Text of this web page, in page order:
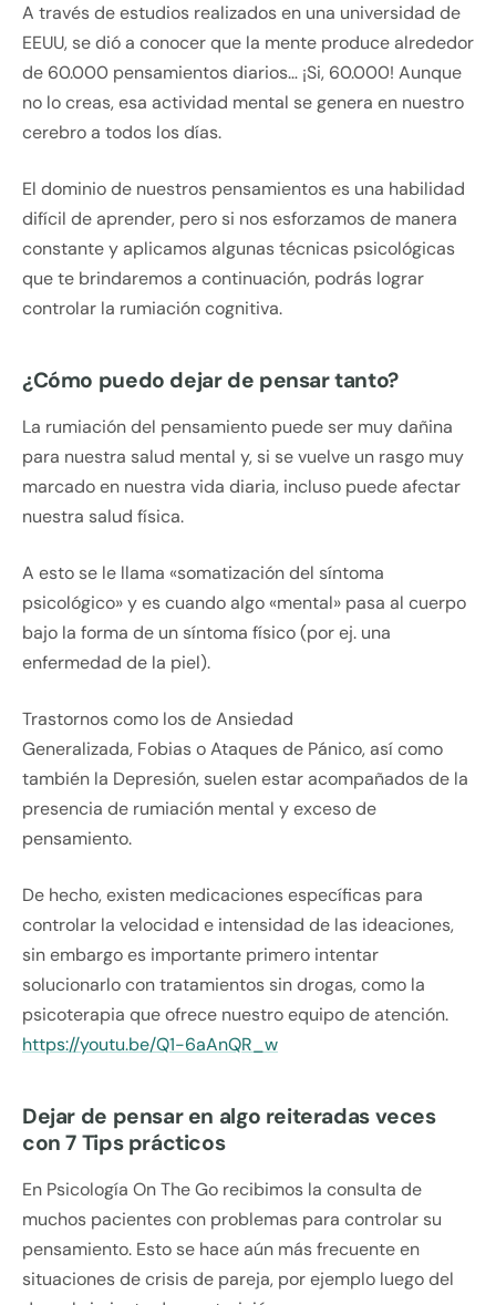
A través de estudios realizados en una universidad de
EEUU, se dió a conocer que la mente produce alrededor
de 60.000 pensamientos diarios… ¡Si, 60.000! Aunque
no lo creas, esa actividad mental se genera en nuestro
cerebro a todos los días.
El dominio de nuestros pensamientos es una habilidad
difícil de aprender, pero si nos esforzamos de manera
constante y aplicamos algunas técnicas psicológicas
que te brindaremos a continuación, podrás lograr
controlar la rumiación cognitiva.
¿Cómo puedo dejar de pensar tanto?
La rumiación del pensamiento puede ser muy dañina
para nuestra salud mental y, si se vuelve un rasgo muy
marcado en nuestra vida diaria, incluso puede afectar
nuestra salud física.
A esto se le llama «somatización del síntoma
psicológico» y es cuando algo «mental» pasa al cuerpo
bajo la forma de un síntoma físico (por ej. una
enfermedad de la piel).
Trastornos como los de Ansiedad
Generalizada, Fobias o Ataques de Pánico, así como
también la Depresión, suelen estar acompañados de la
presencia de rumiación mental y exceso de
pensamiento.
De hecho, existen medicaciones específicas para
controlar la velocidad e intensidad de las ideaciones,
sin embargo es importante primero intentar
solucionarlo con tratamientos sin drogas, como la
psicoterapia que ofrece nuestro equipo de atención.
https://youtu.be/Q1-6aAnQR_w
Dejar de pensar en algo reiteradas veces
con 7 Tips prácticos
En Psicología On The Go recibimos la consulta de
muchos pacientes con problemas para controlar su
pensamiento. Esto se hace aún más frecuente en
situaciones de crisis de pareja, por ejemplo luego del